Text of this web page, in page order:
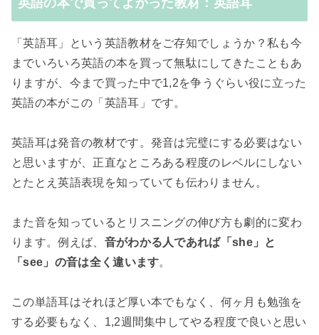
英語の本で買ってよかった教材：英語耳
「英語耳」という英語教材をご存知でしょうか？私も今
までいろいろ英語の本を買って無駄にしてきたこともあ
りますが、今まで買った中で1,2を争うぐらい役に立った
英語の本がこの「英語耳」です。
英語耳は発音の教材です。発音は完璧にする必要はない
と思いますが、正直なところある程度のレベルにしない
とたとえ英語表現を知っていても伝わりません。
また音を知っているとリスニングの伸び方も劇的に変わ
ります。例えば、 音がわかる人であれば「she」と
「see」の音は全く違います。
この単語耳はそれほど厚い本でもなく、何ヶ月も勉強を
する必要もなく、1,2週間集中してやる程度で良いと思い